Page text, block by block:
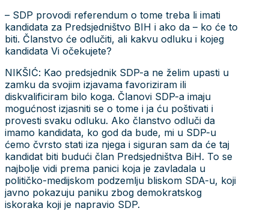
– SDP provodi referendum o tome treba li imati
kandidata za Predsjedništvo BIH i ako da – ko će to
biti. Članstvo će odlučiti, ali kakvu odluku i kojeg
kandidata Vi očekujete?
NIKŠIĆ: Kao predsjednik SDP-a ne želim upasti u
zamku da svojim izjavama favoriziram ili
diskvalificiram bilo koga. Članovi SDP-a imaju
mogućnost izjasniti se o tome i ja ću poštivati i
provesti svaku odluku. Ako članstvo odluči da
imamo kandidata, ko god da bude, mi u SDP-u
ćemo čvrsto stati iza njega i siguran sam da će taj
kandidat biti budući član Predsjedništva BiH. To se
najbolje vidi prema panici koja je zavladala u
političko-medijskom podzemlju bliskom SDA-u, koji
javno pokazuju paniku zbog demokratskog
iskoraka koji je napravio SDP.